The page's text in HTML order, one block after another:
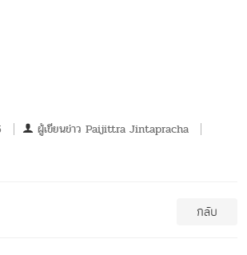
ผู้เขียนข่าว Paijittra Jintapracha
กลับ